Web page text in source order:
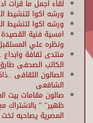
لقاء اجمل ما قرأت
ورشه اكوا لتنشيط
ورشه اكوا لتنشيط
امسية فنية
ونظره علي
منتدى ثقافة
الكاتب الصحفى
الصالون الثقافى
الشافعى
صالون مقامات بيت
ظهير" " بالاشتراك مع
المصرية يصاحبه